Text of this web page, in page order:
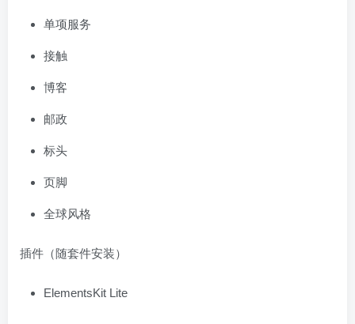
单项服务
接触
博客
邮政
标头
页脚
全球风格
插件（随套件安装）
ElementsKit Lite